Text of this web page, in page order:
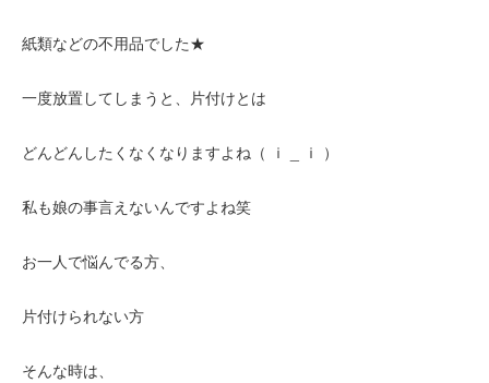
紙類などの不用品でした★
一度放置してしまうと、片付けとは
どんどんしたくなくなりますよね（ ｉ _ ｉ ）
私も娘の事言えないんですよね笑
お一人で悩んでる方、
片付けられない方
そんな時は、